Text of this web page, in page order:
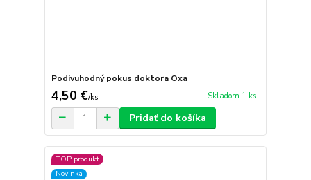
Podivuhodný pokus doktora Oxa
4,50 €/ks Skladom 1 ks
Pridať do košíka
TOP produkt
Novinka